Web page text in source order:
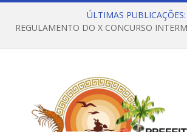
ÚLTIMAS PUBLICAÇÕES: